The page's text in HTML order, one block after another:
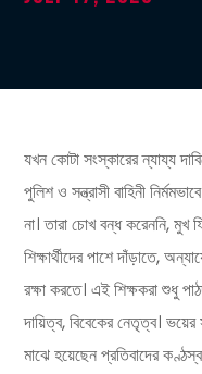
যখন কোটা সংস্কারের ন্যায্য
পুলিশ ও সন্ত্রাসী বাহিনী
না। তারা চোখ বন্ধ করেননি, মুখ
শিক্ষার্থীদের পাশে দাঁড়াতে,
রক্ষা করতে। এই শিক্ষকরা শুধু
দায়িত্ব, বিবেকের নেতৃত্ব।
মাঝে হয়েছেন প্রতিবাদের